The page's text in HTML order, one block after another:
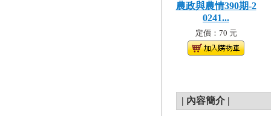
農政與農情390期-2
0241...
定價：70 元
| 內容簡介 |